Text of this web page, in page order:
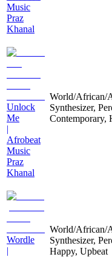
Music
Praz
Khanal
Unlock
Me
|
Afrobeat
Music
Praz
Khanal
World/African/
Synthesizer,
Contemporary,
Wordle
|
World/African/
Synthesizer,
Happy, Upbeat